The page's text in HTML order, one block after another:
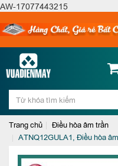
AW-17077443215
Trang chủ
Điều hòa âm trần
ATNQ12GULA1, Điều hòa